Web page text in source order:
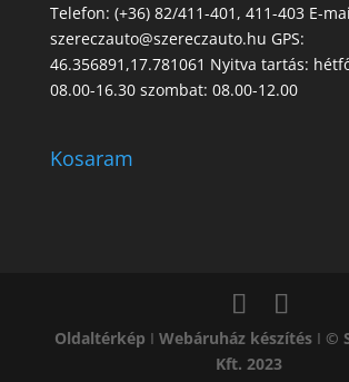
Telefon: (+36) 82/411-401, 411-403 E-
szereczauto@szereczauto.hu GPS:
46.356891,17.781061 Nyitva tartás:
08.00-16.30 szombat: 08.00-12.00
Kosaram
Oldaltérkép IWebáruház készítés I ©
Kft. 2023